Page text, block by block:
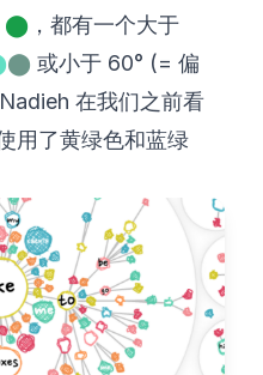
⬤ ，都有一个大于
⬤ 或小于 60° (= 偏
在我们之前看
用了黄绿色和蓝绿